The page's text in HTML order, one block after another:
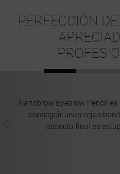
PERFECCIÓN
Nanobrow Eyebrow Pencil
conseguir unas cejas
aspecto final es